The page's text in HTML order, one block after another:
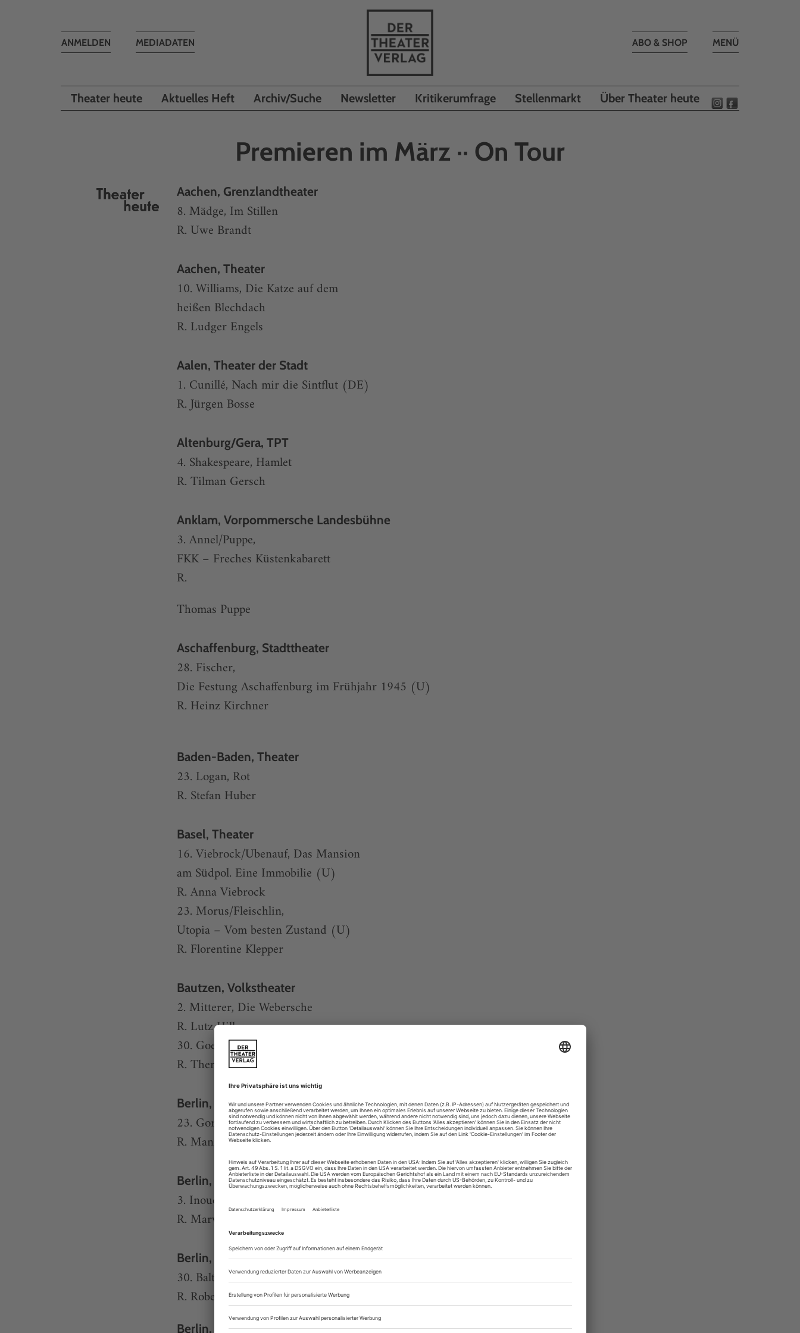
Toggle
MENÜ
ABO & SHOP
MEDIADATEN
Toggle
ANMELDEN
Theater heute Aktuelles Heft Archiv/Suche Newsletter Kritikerumfrage Stellenmarkt Über Theater heute
Premieren im März ·· On Tour
Aachen, Grenzlandtheater
8. Mädge, Im Stillen
R. Uwe Brandt
Aachen, Theater
10. Williams, Die Katze auf dem
heißen Blechdach
R. Ludger Engels
Aalen, Theater der Stadt
1. Cunillé, Nach mir die Sintflut (DE)
R. Jürgen Bosse
Altenburg/Gera, TPT
4. Shakespeare, Hamlet
R. Tilman Gersch
Anklam, Vorpommersche Landesbühne
3. Annel/Puppe,
FKK – Freches Küstenkabarett
R.
Thomas Puppe
Aschaffenburg, Stadttheater
28. Fischer,
Die Festung Aschaffenburg im Frühjahr 1945 (U)
R. Heinz Kirchner
Baden-Baden, Theater
23. Logan, Rot
R. Stefan Huber
Basel, Theater
16. Viebrock/Ubenauf, Das Mansion
am Südpol. Eine Immobilie (U)
R. Anna Viebrock
23. Morus/Fleischlin,
Utopia – Vom besten Zustand (U)
R. Florentine Klepper
Bautzen, Volkstheater
2. Mitterer, Die Webersche
R. Lutz Hillmann
30. Goethe, Faust
R. Therese Thomaschke
Berlin, Berliner Ensemble
23. Gorki, Vassa Shelesnova
R. Manfred Karge
Berlin, Deutsches Theater
3. Inoue, Little Boy – Big Taifoon
R. Marvin Simon
Berlin, Grips Theater
30. Baltscheit, Die besseren Wälder (U)
R. Robert Neumann
Berlin, Maxim Gorki Theater